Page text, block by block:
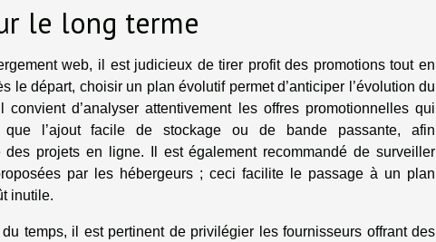
le long terme
web, il est judicieux de tirer profit des promotions tout en
le départ, choisir un plan évolutif permet d’anticiper l’évolution du
d’analyser attentivement les offres promotionnelles qui
l’ajout facile de stockage ou de bande passante, afin
des projets en ligne. Il est également recommandé de surveiller
par les hébergeurs ; ceci facilite le passage à un plan
inutile.
temps, il est pertinent de privilégier les fournisseurs offrant des